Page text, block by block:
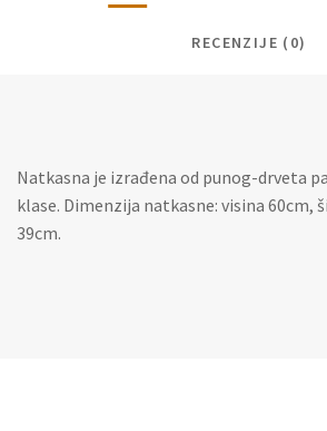
RECENZIJE (0)
Natkasna je izrađena od punog-drveta
klase. Dimenzija natkasne: visina 60cm,
39cm.